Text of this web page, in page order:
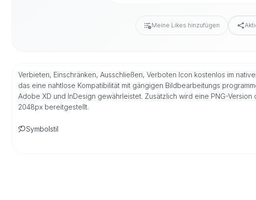
Meine Likes hinzufügen
Verbieten, Einschränken, Ausschließen, Verboten Icon kostenlos im
das eine nahtlose Kompatibilität mit gängigen Bildbearbeitungs
Adobe XD und InDesign gewährleistet. Zusätzlich wird eine PNG-
2048px bereitgestellt.
Symbolstil